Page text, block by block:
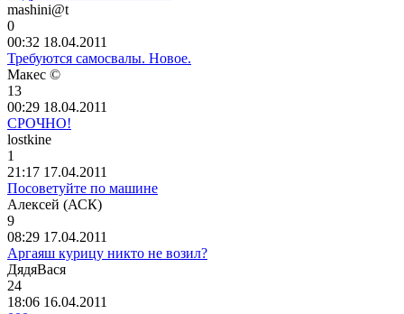
mashini@t
0
00:32 18.04.2011
Требуются самосвалы. Новое.
Макес ©
13
00:29 18.04.2011
CРОЧНО!
lostkine
1
21:17 17.04.2011
Посоветуйте по машине
Алексей (АСК)
9
08:29 17.04.2011
Аргаяш курицу никто не возил?
ДядяВася
24
18:06 16.04.2011